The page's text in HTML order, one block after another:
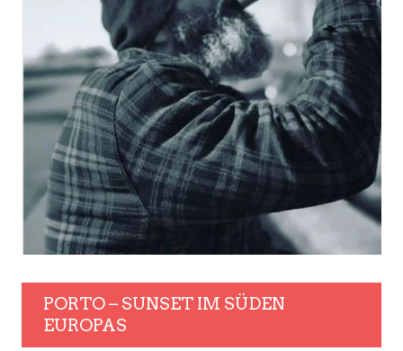
PORTO – SUNSET IM SÜDEN
EUROPAS